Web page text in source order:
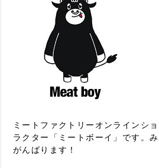
ミートファクトリーオンラインシ
ラクター「ミートボーイ」です。
がんばります！